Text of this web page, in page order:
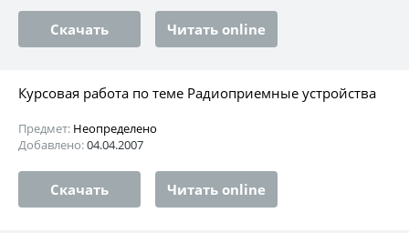
Скачать Читать online
Курсовая работа по теме Радиоприемные устройства
Предмет: Неопределено
Добавлено:04.04.2007
Скачать Читать online